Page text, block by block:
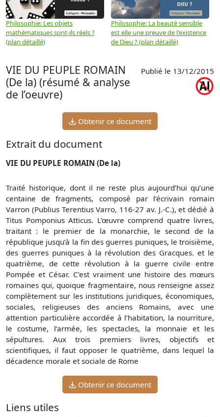
Philosophie: Les objets
mathématiques sont-ils réels ?
(plan détaillé)
Philosophie: La beauté sensible
est elle une preuve de l'existence
de Dieu ? (plan détaillé)
VIE DU PEUPLE ROMAIN
(De la) (résumé & analyse
de l’oeuvre)
Publié le 13/12/2015
Obtenir ce document
Extrait du document
VIE DU PEUPLE ROMAIN (De la)
Traité historique, dont il ne reste plus aujourd’hui qu’une
centaine de fragments, composé par l’écrivain romain
Varron (Publius Terentius Varro, 116-27 av. J.-C.), et dédié à
Titus Pomponius Atticus. L’œuvre comprend quatre livres,
traitant : le premier de la monarchie, le second de la
république jusqu’à la fin des guerres puniques, le troisième,
des guerres puniques à la révolution des Gracques. et le
quatrième, de cette révolution à la guerre civile entre
Pompée et César. C’est vraiment une histoire des mœurs
romaines qui, quoique fragmentaire, nous renseigne assez
complètement sur les institutions juridiques, économiques,
sociales, religieuses des anciens Romains, avec une
attention particulière accordée à l’habitation, la nourriture,
le costume, l’armée, les spectacles, la monnaie et les
sépultures. Aux trois premiers livres, objectifs et
scientifiques, il faut opposer le quatrième, dans lequel la
décadence morale et sociale de Rome
Obtenir ce document
Liens utiles